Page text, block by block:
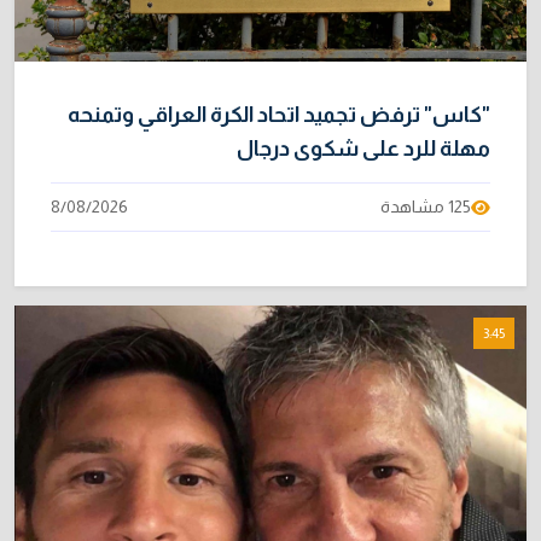
هرمز
2/08/2026
"كاس" ترفض تجميد اتحاد الكرة العراقي وتمنحه
مهلة للرد على شكوى درجال
125 مشاهدة 8/08/2026
3:45